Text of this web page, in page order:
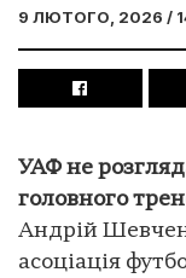
9 ЛЮТОГО, 2026 /
УАФ не
головного
Андрій
асоціація